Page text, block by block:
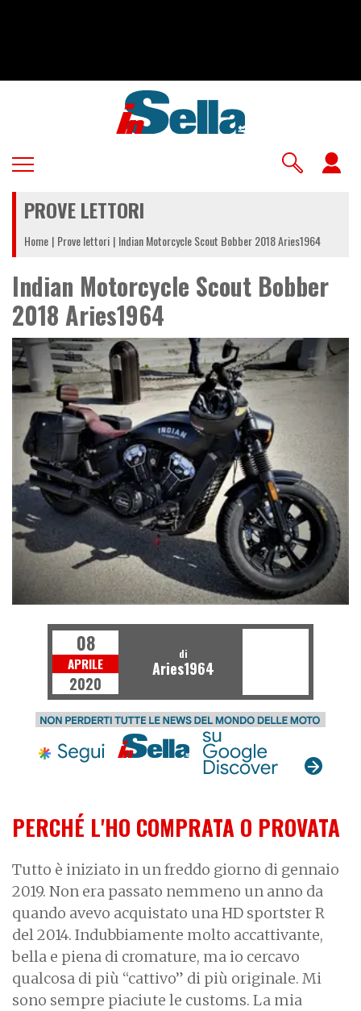
PROVE LETTORI
Home Prove lettori Indian Motorcycle Scout Bobber 2018 Aries1964
Indian Motorcycle Scout Bobber
2018 Aries1964
PERCHÉ L'HO COMPRATA O PROVATA
Tutto è iniziato in un freddo giorno di gennaio
2019. Non era passato nemmeno un anno da
quando avevo acquistato una HD sportster R
del 2014. Indubbiamente molto accattivante,
bella e piena di cromature, ma io cercavo
qualcosa di più “cattivo” di più originale. Mi
sono sempre piaciute le customs. La mia
08
APRILE
2020
di
Aries1964